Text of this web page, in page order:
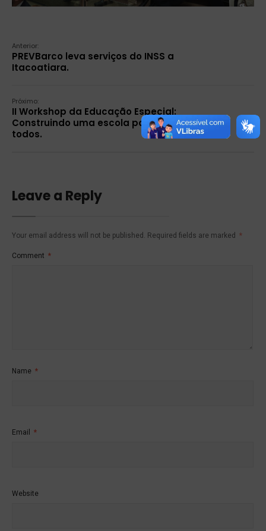
Anterior:
PREVBarco leva serviços do INSS a
Itacoatiara.
Próximo:
II Workshop da Educação Especial:
Construindo uma escola para
todos.
Leave a Reply
Your email address will not be published. Required fields are marked *
Comment *
Name *
Email *
Website